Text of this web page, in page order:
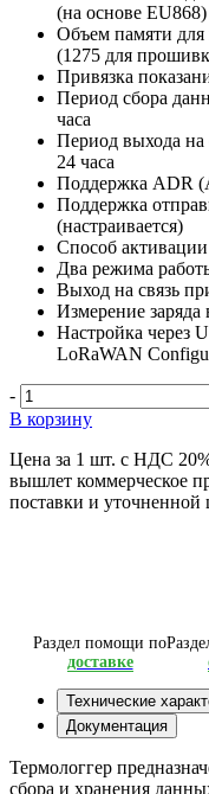
(на основе EU868)
Объем памяти для
(1275 для
Привязка
Период сбора
часа
Период выхода на
24 часа
Поддержка ADR
Поддержка
(настраивается)
Способ
Два режима
Выход на связь
Измерение заряда
Настройка через
LoRaWAN
-
В корзину
Цена за 1 шт. с НДС
вышлет коммерческое
поставки и уточненной
Раздел помощи по
доставке
Технические
Документация
Термологгер
сбора и хранения